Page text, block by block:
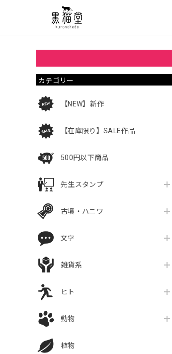
カテゴリー
【NEW】新作
【在庫限り】SALE作品
500円以下商品
先生スタンプ
古墳・ハニワ
文字
雑貨系
ヒト
動物
植物